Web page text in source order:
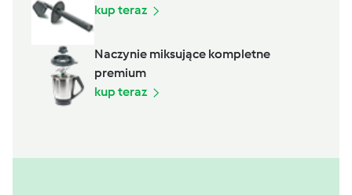
kup teraz
Naczynie miksujące kompletne
premium
kup teraz